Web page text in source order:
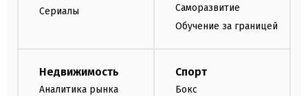
Сериалы
Саморазвитие
Обучение за границей
Недвижимость
Аналитика рынка
Спорт
Бокс